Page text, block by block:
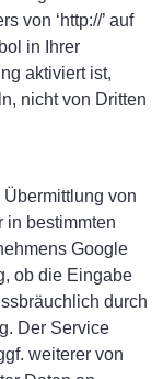
von ‘http://’ auf
in Ihrer
aktiviert ist,
nicht von Dritten
von
in bestimmten
Google
ob die Eingabe
durch
Der Service
weiterer von